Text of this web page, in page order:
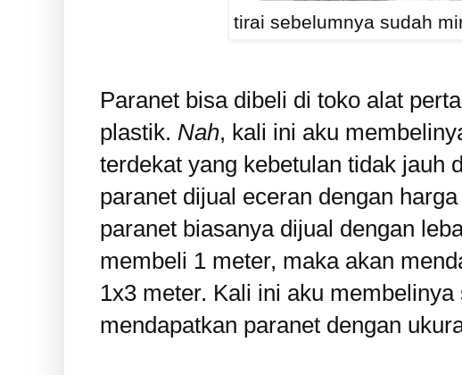
tirai sebelumnya sudah
Paranet bisa dibeli di toko alat
plastik. Nah, kali ini aku
terdekat yang kebetulan tidak jauh
paranet dijual eceran dengan
paranet biasanya dijual dengan
membeli 1 meter, maka akan
1x3 meter. Kali ini aku
mendapatkan paranet dengan